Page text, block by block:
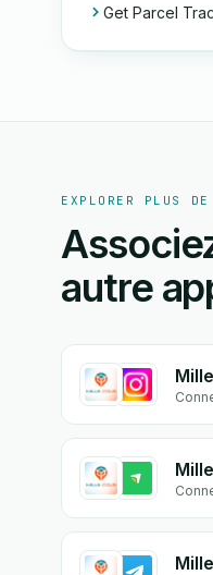
Get Parcel
EXPLORER PLUS
autre